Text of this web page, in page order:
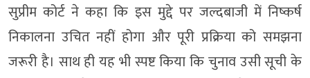
सुप्रीम कोर्ट ने कहा कि इस मुद्दे पर जल्दबाजी में निष्कर्ष
निकालना उचित नहीं होगा और पूरी प्रक्रिया को समझना
जरूरी है। साथ ही यह भी स्पष्ट किया कि चुनाव उसी सूची के